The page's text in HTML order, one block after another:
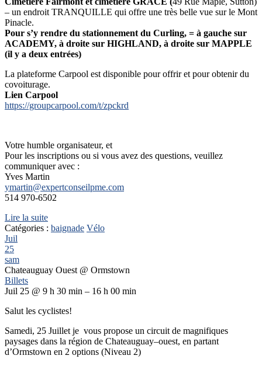
– un endroit TRANQUILLE qui offre une très belle vue sur le Mont
Pinacle.
Pour s’y rendre du stationnement du Curling, = à gauche sur
ACADEMY, à droite sur HIGHLAND, à droite sur MAPPLE
(il y a deux entrées)
La plateforme Carpool est disponible pour offrir et pour obtenir du
covoiturage.
Lien Carpool
https://groupcarpool.com/t/zpckrd
Votre humble organisateur, et
Pour les inscriptions ou si vous avez des questions, veuillez
communiquer avec :
Yves Martin
ymartin@expertconseilpme.com
514 970-6502
Lire la suite
Catégories : baignade Vélo
Juil
25
sam
Chateauguay Ouest @ Ormstown
Billets
Juil 25 @ 9 h 30 min – 16 h 00 min
Salut les cyclistes!
Samedi, 25 Juillet je vous propose un circuit de magnifiques
paysages dans la région de Chateauguay–ouest, en partant
d’Ormstown en 2 options (Niveau 2)